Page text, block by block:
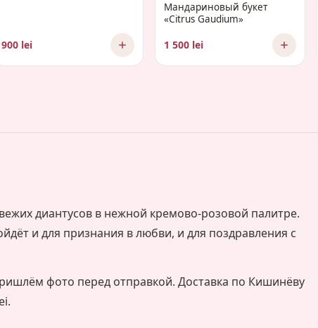
900 lei
Мандариновый букет
«Citrus Gaudium»
1 500 lei
диантусов в нежной кремово-розовой палитре.
и для признания в любви, и для поздравления с
фото перед отправкой. Доставка по Кишинёву